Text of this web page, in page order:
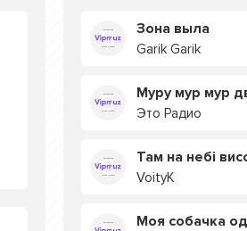
Зона выла
Garik Garik
Это Радио
VoityK